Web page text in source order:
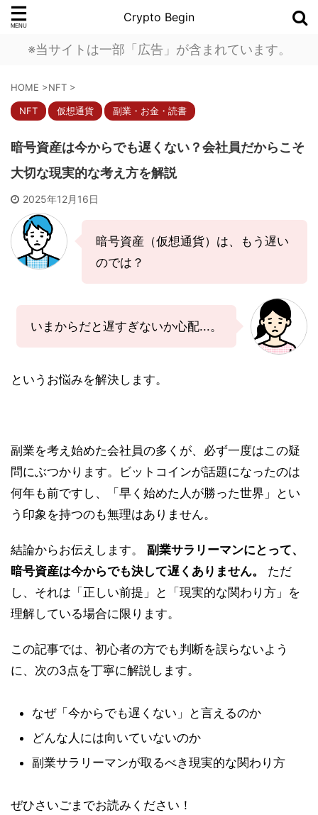
Crypto Begin
※当サイトは一部「広告」が含まれています。
HOME >NFT >
NFT 仮想通貨 副業・お金・読書
暗号資産は今からでも遅くない？会社員だからこそ
大切な現実的な考え方を解説
2025年12月16日
暗号資産（仮想通貨）は、もう遅い
のでは？
いまからだと遅すぎないか心配...。
というお悩みを解決します。
副業を考え始めた会社員の多くが、必ず一度はこの疑
問にぶつかります。ビットコインが話題になったのは
何年も前ですし、「早く始めた人が勝った世界」とい
う印象を持つのも無理はありません。
結論からお伝えします。 副業サラリーマンにとって、
暗号資産は今からでも決して遅くありません。
ただ
し、それは「正しい前提」と「現実的な関わり方」を
理解している場合に限ります。
この記事では、初心者の方でも判断を誤らないよう
に、次の3点を丁寧に解説します。
なぜ「今からでも遅くない」と言えるのか
どんな人には向いていないのか
副業サラリーマンが取るべき現実的な関わり方
ぜひさいごまでお読みください！